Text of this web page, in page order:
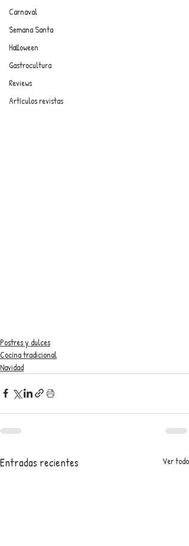
Carnaval
Semana Santa
Halloween
Gastrocultura
Reviews
Artículos revistas
Postres y dulces
Cocina tradicional
Navidad
Entradas recientes Ver todo